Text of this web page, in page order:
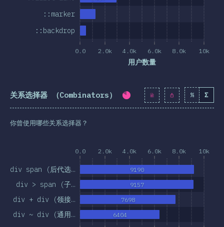
0.0 2.0k 4.0k 6.0k 8.0k 10k
用户数量
::backdrop
::marker
关系选择器 （Combinators） 完成率: 81.8% ( 9398 )
% Σ
你曾使用哪些关系选择器？
0.0 2.0k 4.0k 6.0k 8.0k 10k
div ~ div (通用…
div + div (领接…
div > span (子…
div span (后代选…
6404
7698
9157
9190